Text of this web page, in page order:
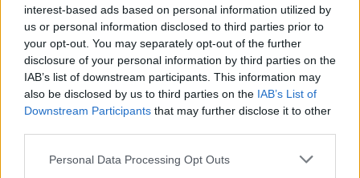
interest-based ads based on personal information utilized by
us or personal information disclosed to third parties prior to
your opt-out. You may separately opt-out of the further
disclosure of your personal information by third parties on the
IAB’s list of downstream participants. This information may
also be disclosed by us to third parties on the IAB’s List of
Downstream Participants that may further disclose it to other
Please note that this website/app uses one or more Google
Personal Data Processing Opt Outs
Neērti un pat bīstami: 8
Pulkvedes
Latvijā ir